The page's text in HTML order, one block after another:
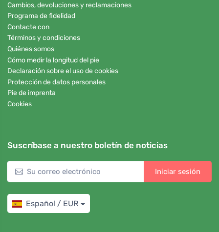
Cambios, devoluciones y reclamaciones
Programa de fidelidad
Contacte con
Términos y condiciones
Quiénes somos
Cómo medir la longitud del pie
Declaración sobre el uso de cookies
Protección de datos personales
Pie de imprenta
Cookies
Suscríbase a nuestro boletín de noticias
Iniciar sesión
Español / EUR